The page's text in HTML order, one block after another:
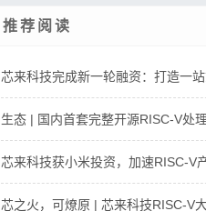
推荐阅读
芯来科技完成新一轮融资：打造一
生态 | 国内首套完整开源RISC-V处
芯来科技获小米投资，加速RISC-V
芯之火，可燎原 | 芯来科技RISC-V